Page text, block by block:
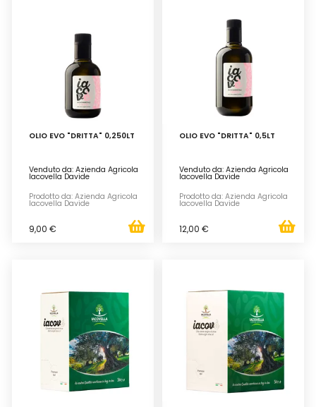
OLIO EVO "DRITTA" 0,250LT
Venduto da: Azienda Agricola
Iacovella Davide
Prodotto da: Azienda Agricola
Iacovella Davide
9,00 €
OLIO EVO "DRITTA" 0,5LT
Venduto da: Azienda Agricola
Iacovella Davide
Prodotto da: Azienda Agricola
Iacovella Davide
12,00 €